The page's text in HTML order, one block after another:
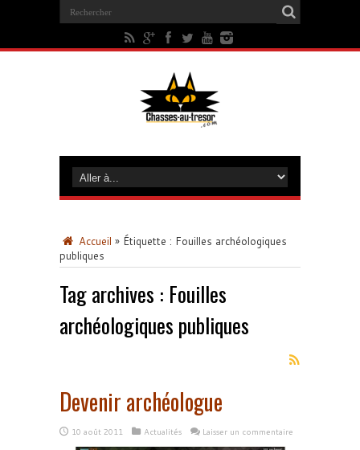
Accueil » Étiquette : Fouilles archéologiques
publiques
Tag archives : Fouilles
archéologiques publiques
Devenir archéologue
10 août 2011 Actualités Laisser un commentaire